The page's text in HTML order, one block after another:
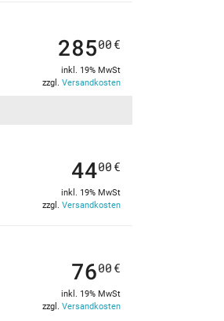
28500 €
inkl. 19% MwSt
zzgl. Versandkosten
4400 €
inkl. 19% MwSt
zzgl. Versandkosten
7600 €
inkl. 19% MwSt
zzgl. Versandkosten